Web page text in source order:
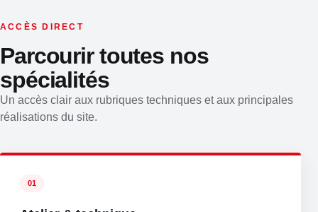
ACCÈS DIRECT
Parcourir toutes nos
spécialités
Un accès clair aux rubriques techniques et aux principales
réalisations du site.
01